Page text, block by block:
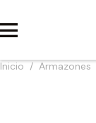
Inicio / Armazones